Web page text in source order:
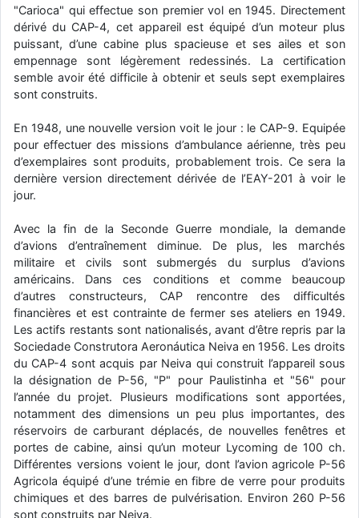
"Carioca" qui effectue son premier vol en 1945. Directement
dérivé du CAP-4, cet appareil est équipé d’un moteur plus
puissant, d’une cabine plus spacieuse et ses ailes et son
empennage sont légèrement redessinés. La certification
semble avoir été difficile à obtenir et seuls sept exemplaires
sont construits.
En 1948, une nouvelle version voit le jour : le CAP-9. Equipée
pour effectuer des missions d’ambulance aérienne, très peu
d’exemplaires sont produits, probablement trois. Ce sera la
dernière version directement dérivée de l’EAY-201 à voir le
jour.
Avec la fin de la Seconde Guerre mondiale, la demande
d’avions d’entraînement diminue. De plus, les marchés
militaire et civils sont submergés du surplus d’avions
américains. Dans ces conditions et comme beaucoup
d’autres constructeurs, CAP rencontre des difficultés
financières et est contrainte de fermer ses ateliers en 1949.
Les actifs restants sont nationalisés, avant d’être repris par la
Sociedade Construtora Aeronáutica Neiva en 1956. Les droits
du CAP-4 sont acquis par Neiva qui construit l’appareil sous
la désignation de P-56, "P" pour Paulistinha et "56" pour
l’année du projet. Plusieurs modifications sont apportées,
notamment des dimensions un peu plus importantes, des
réservoirs de carburant déplacés, de nouvelles fenêtres et
portes de cabine, ainsi qu’un moteur Lycoming de 100 ch.
Différentes versions voient le jour, dont l’avion agricole P-56
Agricola équipé d’une trémie en fibre de verre pour produits
chimiques et des barres de pulvérisation. Environ 260 P-56
sont construits par Neiva.